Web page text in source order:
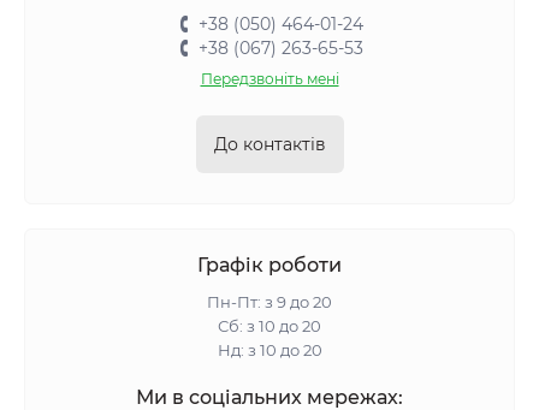
+38 (050) 464-01-24
+38 (067) 263-65-53
Передзвоніть мені
До контактів
Графік роботи
Пн-Пт: з 9 до 20
Сб: з 10 до 20
Нд: з 10 до 20
Ми в соціальних мережах: